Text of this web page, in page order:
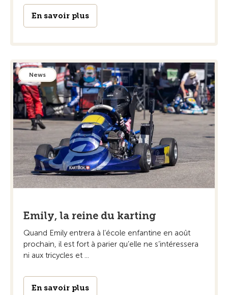
En savoir plus
News
Emily, la reine du karting
Quand Emily entrera à l’école enfantine en août
prochain, il est fort à parier qu’elle ne s’intéressera
ni aux tricycles et ...
En savoir plus